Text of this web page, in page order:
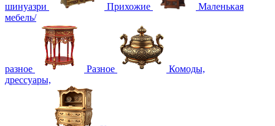
шинуазри Прихожие
Маленькая
мебель/
разное Разное
Комоды,
дрессуары,